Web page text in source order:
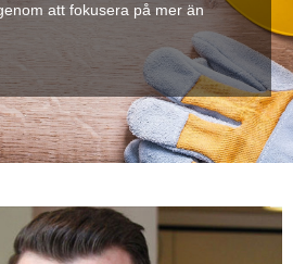
att fokusera på mer än